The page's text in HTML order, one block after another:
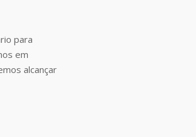
para
em
alcançar